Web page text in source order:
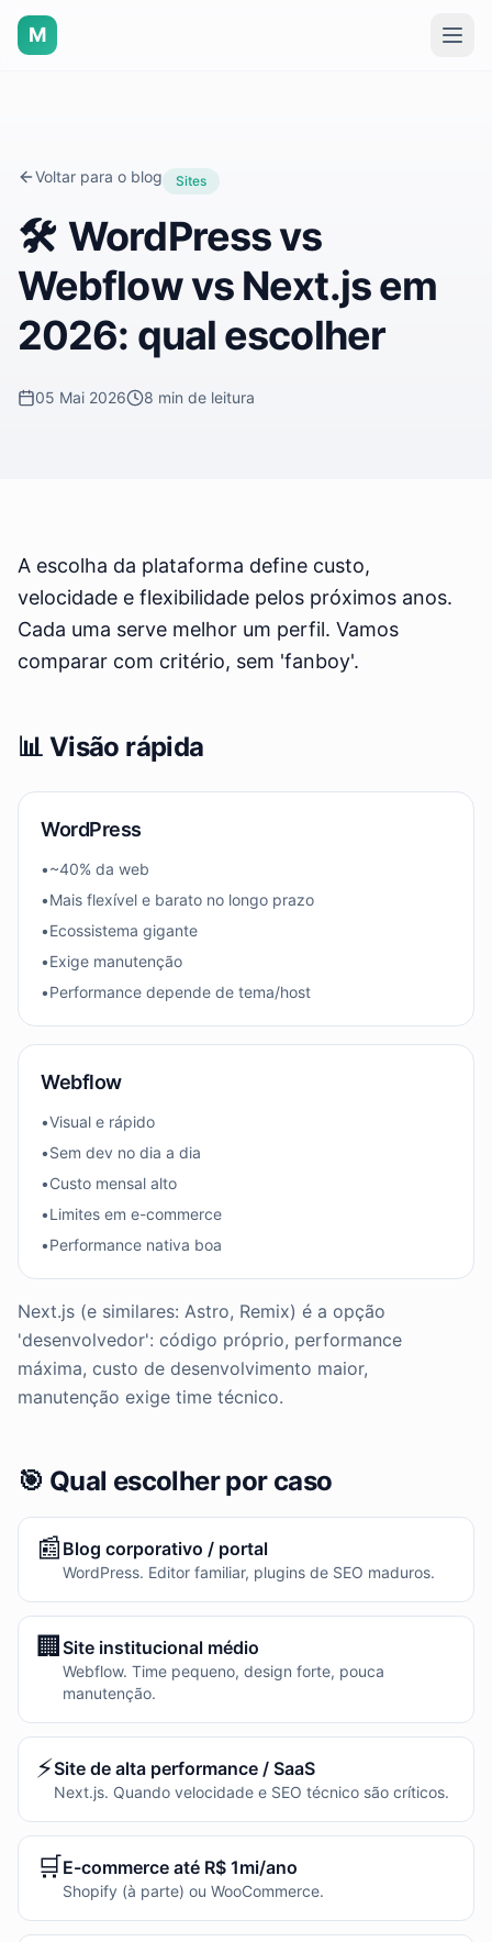
M
Voltar para o blog Sites
🛠️ WordPress vs
Webflow vs Next.js em
2026: qual escolher
05 Mai 2026 8 min de leitura
A escolha da plataforma define custo,
velocidade e flexibilidade pelos próximos anos.
Cada uma serve melhor um perfil. Vamos
comparar com critério, sem 'fanboy'.
📊 Visão rápida
WordPress
•~40% da web
•Mais flexível e barato no longo prazo
•Ecossistema gigante
•Exige manutenção
•Performance depende de tema/host
Webflow
•Visual e rápido
•Sem dev no dia a dia
•Custo mensal alto
•Limites em e-commerce
•Performance nativa boa
Next.js (e similares: Astro, Remix) é a opção
'desenvolvedor': código próprio, performance
máxima, custo de desenvolvimento maior,
manutenção exige time técnico.
🎯 Qual escolher por caso
📰 Blog corporativo / portal
WordPress. Editor familiar, plugins de SEO maduros.
🏢 Site institucional médio
Webflow. Time pequeno, design forte, pouca
manutenção.
⚡Site de alta performance / SaaS
Next.js. Quando velocidade e SEO técnico são críticos.
🛒E-commerce até R$ 1mi/ano
Shopify (à parte) ou WooCommerce.